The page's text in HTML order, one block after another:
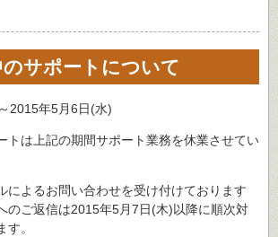
サポートについて
2015年5月6日(水)
トは上記の期間サポート業務を休業させてい
によるお問い合わせを受け付けております
のご返信は2015年5月7日(木)以降に順次対
。